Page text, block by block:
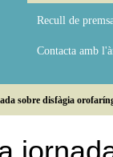
Recull de
Contacta amb
sobre disfàgia